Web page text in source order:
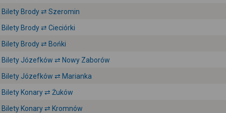
Bilety Brody ⇄ Szeromin
Bilety Brody ⇄ Cieciórki
Bilety Brody ⇄ Bońki
Bilety Józefków ⇄ Nowy Zaborów
Bilety Józefków ⇄ Marianka
Bilety Konary ⇄ Żuków
Bilety Konary ⇄ Kromnów